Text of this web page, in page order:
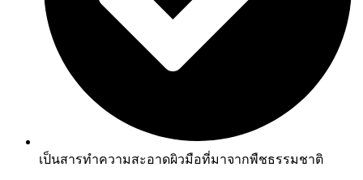
เป็นสารทำความสะอาดผิวมือที่มาจากพืชธรรมชาติ